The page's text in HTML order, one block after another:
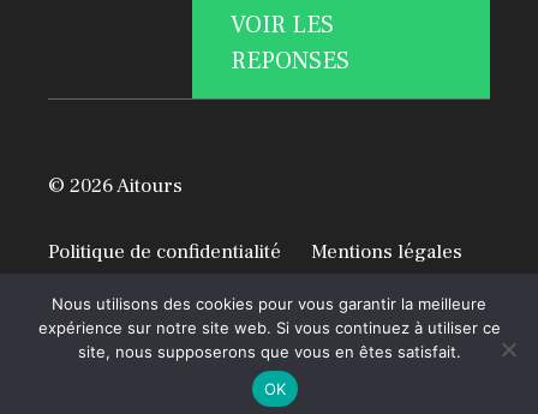
VOIR LES
REPONSES
© 2026 Aitours
Politique de confidentialité
Mentions légales
Nous utilisons des cookies pour vous garantir la meilleure
expérience sur notre site web. Si vous continuez à utiliser ce
site, nous supposerons que vous en êtes satisfait.
OK